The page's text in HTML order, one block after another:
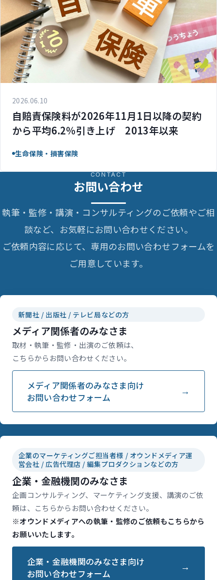
2026.06.10
自賠責保険料が2026年11月1日以降の契約
から平均6.2％引き上げ 2013年以来
生命保険・損害保険
CONTACT
お問い合わせ
執筆・監修・講演・コンサルティングのご依頼やご相
談など、お気軽にお問い合わせください。
ご依頼内容に応じて、専用のお問い合わせフォームを
ご用意しています。
新聞社 / 出版社 / テレビ局などの方
メディア関係者のみなさま
取材・執筆・監修・出演のご依頼は、
こちらからお問い合わせください。
メディア関係者のみなさま向け
お問い合わせフォーム
企業のマーケティングご担当者様 / オウンドメディア運
営会社 / 広告代理店 / 編集プロダクションなどの方
企業・金融機関のみなさま
企画コンサルティング、マーケティング支援、講演のご依
頼は、こちらからお問い合わせください。
※オウンドメディアへの執筆・監修のご依頼もこちらから
お願いいたします。
企業・金融機関のみなさま向け
お問い合わせフォーム